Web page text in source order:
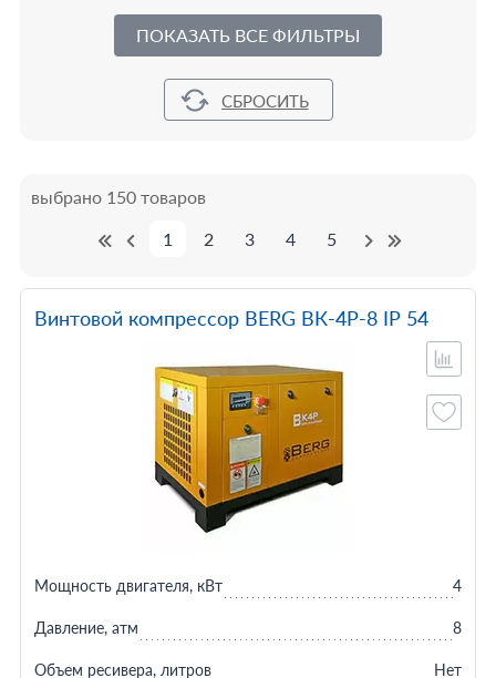
ПОКАЗАТЬ ВСЕ ФИЛЬТРЫ
выбрано 150 товаров
1
2 3 4 5
Винтовой компрессор BERG ВК-4Р-8 IP 54
Мощность двигателя, кВт 4
Давление, атм 8
Объем ресивера, литров Нет